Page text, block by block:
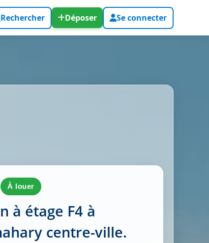
Rechercher Déposer Se connecter
à louer
à étage F4 à
centre-ville.